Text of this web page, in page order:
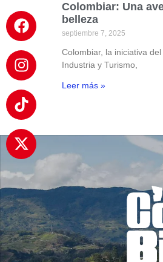
Colombiar: Una
belleza
septiembre 7, 2025
Colombiar, la iniciativa
Industria y Turismo,
Leer más »